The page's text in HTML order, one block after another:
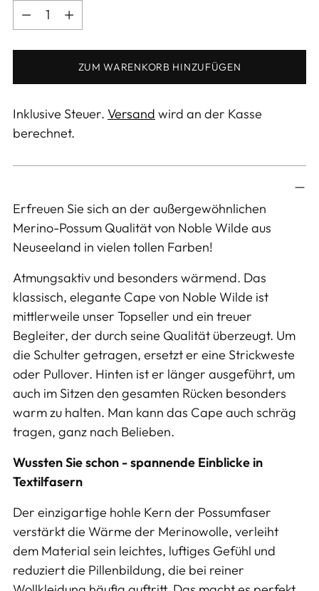
Menge
ZUM WARENKORB HINZUFÜGEN
Inklusive Steuer. Versand wird an der Kasse
berechnet.
Produkt
den
Warenkorb
legen
Erfreuen Sie sich an der außergewöhnlichen
Merino-Possum Qualität von Noble Wilde aus
Neuseeland in vielen tollen Farben!
Atmungsaktiv und besonders wärmend. Das
klassisch, elegante Cape von Noble Wilde ist
mittlerweile unser Topseller und ein treuer
Begleiter, der durch seine Qualität überzeugt. Um
die Schulter getragen, ersetzt er eine Strickweste
oder Pullover. Hinten ist er länger ausgeführt, um
auch im Sitzen den gesamten Rücken besonders
warm zu halten. Man kann das Cape auch schräg
tragen, ganz nach Belieben.
Wussten Sie schon - spannende Einblicke in
Textilfasern
Der einzigartige hohle Kern der Possumfaser
verstärkt die Wärme der Merinowolle, verleiht
dem Material sein leichtes, luftiges Gefühl und
reduziert die Pillenbildung, die bei reiner